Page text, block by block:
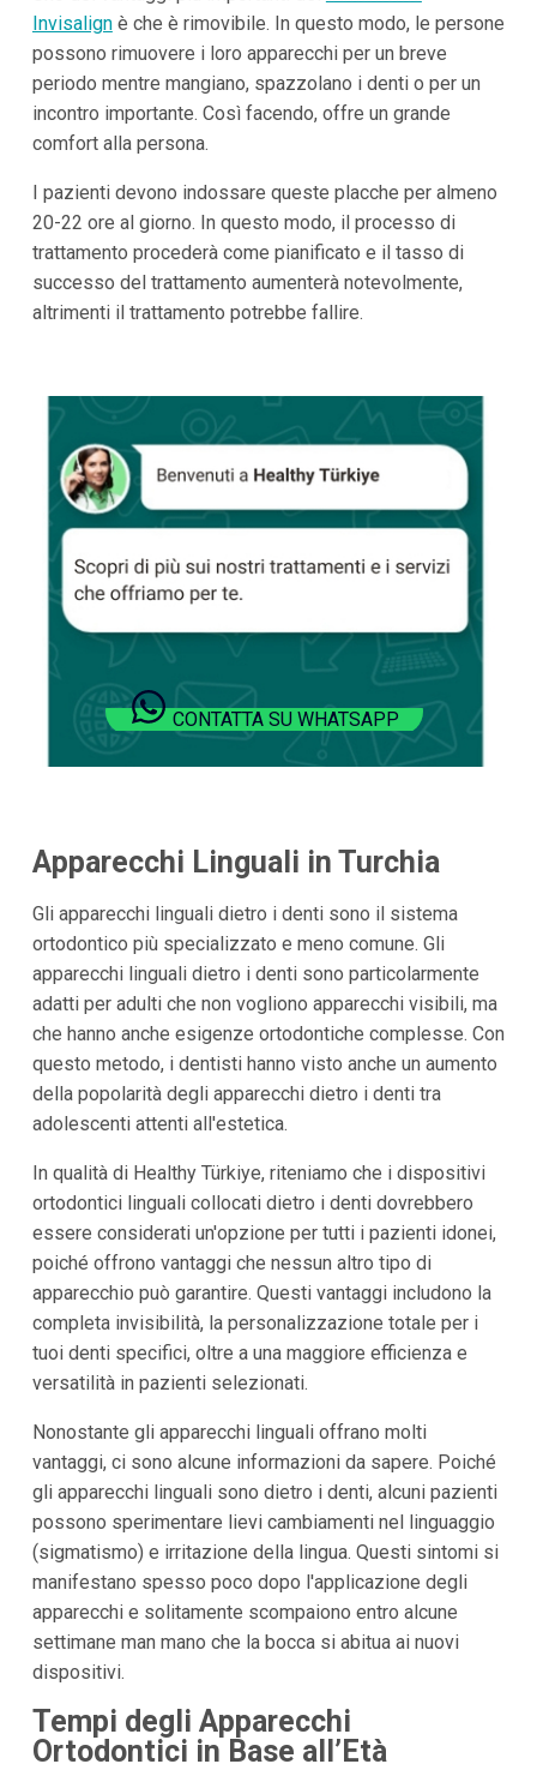
Invisalignè che è rimovibile. In questo modo, le persone
possono rimuovere i loro apparecchi per un breve
periodo mentre mangiano, spazzolano i denti o per un
incontro importante. Così facendo, offre un grande
comfort alla persona.
I pazienti devono indossare queste placche per almeno
20-22 ore al giorno. In questo modo, il processo di
trattamento procederà come pianificato e il tasso di
successo del trattamento aumenterà notevolmente,
altrimenti il trattamento potrebbe fallire.
CONTATTA SU WHATSAPP
Apparecchi Linguali in Turchia
Gli apparecchi linguali dietro i denti sono il sistema
ortodontico più specializzato e meno comune. Gli
apparecchi linguali dietro i denti sono particolarmente
adatti per adulti che non vogliono apparecchi visibili, ma
che hanno anche esigenze ortodontiche complesse. Con
questo metodo, i dentisti hanno visto anche un aumento
della popolarità degli apparecchi dietro i denti tra
adolescenti attenti all'estetica.
In qualità di Healthy Türkiye, riteniamo che i dispositivi
ortodontici linguali collocati dietro i denti dovrebbero
essere considerati un'opzione per tutti i pazienti idonei,
poiché offrono vantaggi che nessun altro tipo di
apparecchio può garantire. Questi vantaggi includono la
completa invisibilità, la personalizzazione totale per i
tuoi denti specifici, oltre a una maggiore efficienza e
versatilità in pazienti selezionati.
Nonostante gli apparecchi linguali offrano molti
vantaggi, ci sono alcune informazioni da sapere. Poiché
gli apparecchi linguali sono dietro i denti, alcuni pazienti
possono sperimentare lievi cambiamenti nel linguaggio
(sigmatismo) e irritazione della lingua. Questi sintomi si
manifestano spesso poco dopo l'applicazione degli
apparecchi e solitamente scompaiono entro alcune
settimane man mano che la bocca si abitua ai nuovi
dispositivi.
Tempi degli Apparecchi
Ortodontici in Base all’Età